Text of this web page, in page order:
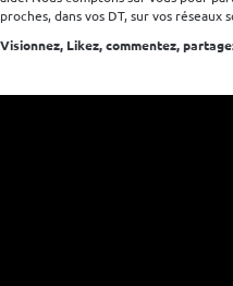
proches, dans vos DT, sur vos réseaux
Visionnez, Likez, commentez,